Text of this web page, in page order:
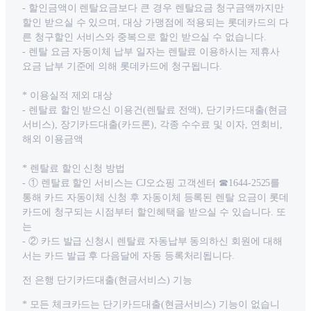
- 할인금액이 렌탈요금보다 큰 경우 렌탈요금 청구금액까지만
할인 받으실 수 있으며, 대상 가맹점에 적용되는 롯데카드의 다
른 청구할인 서비스와 중복으로 할인 받으실 수 없습니다.
- 렌탈 요금 자동이체 납부 일자는 렌탈료 이용하시는 제휴사
요금 납부 기준에 의해 롯데카드에 청구됩니다.
* 이용실적 제외 대상
- 렌탈료 할인 받으신 이용건(렌탈료 전액), 단기카드대출(현금
서비스), 장기카드대출(카드론), 각종 수수료 및 이자, 연회비,
해외 이용금액
* 렌탈료 할인 신청 방법
- ① 렌탈료 할인 서비스는 CJ오쇼핑 고객센터 ☎1644-2525를
통해 카드 자동이체 신청 후 자동이체 등록된 렌탈 요금이 롯데
카드에 청구되는 시점부터 할인혜택을 받으실 수 있습니다. 또
는
- ② 카드 발급 신청시 렌탈료 자동납부 동의하신 회원에 대해
서는 카드 발급 후 다음달에 자동 등록처리됩니다.
전 은행 단기카드대출(현금서비스) 기능
* 모든 체크카드는 단기카드대출(현금서비스) 기능이 없습니